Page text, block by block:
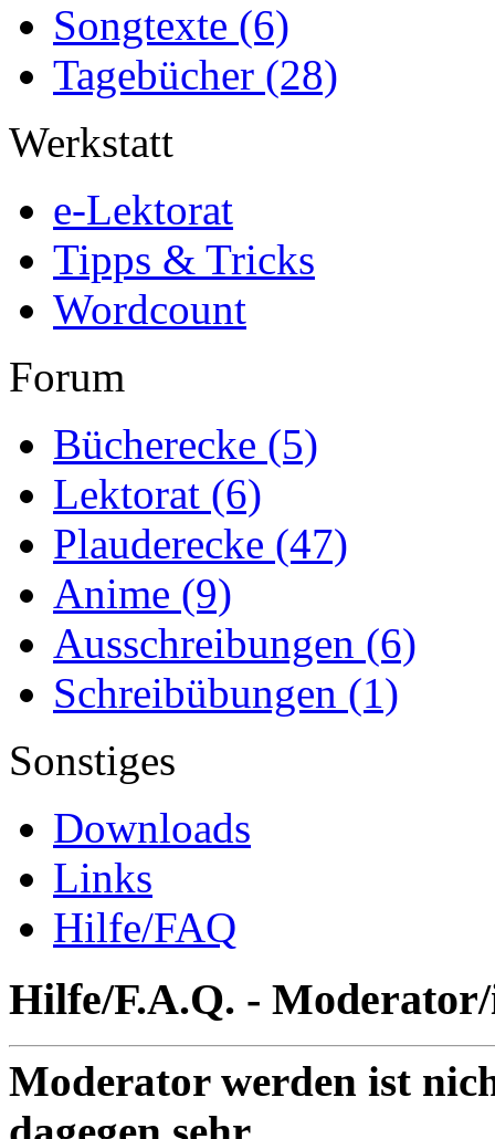
Songtexte (6)
Tagebücher (28)
Werkstatt
e-Lektorat
Tipps & Tricks
Wordcount
Forum
Bücherecke (5)
Lektorat (6)
Plauderecke (47)
Anime (9)
Ausschreibungen (6)
Schreibübungen (1)
Sonstiges
Downloads
Links
Hilfe/FAQ
Hilfe/F.A.Q. -
Moderator werden ist